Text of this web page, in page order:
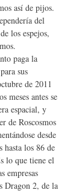
así de pijos.
del
los espejos,
paga la
sus
de 2011
meses antes se
espacial, y
de Roscosmos
desde
los 86 de
lo que tiene el
empresas
Dragon 2, de la